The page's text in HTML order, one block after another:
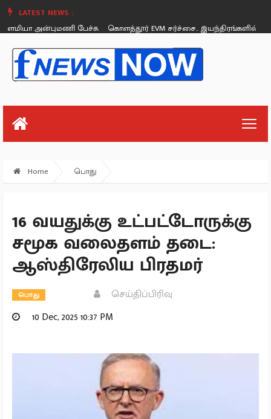
LATEST NEWS :
அன்புமணி பேச்சு.
கொளத்தூர் EVM சர்ச்சை.. இயந்திரங்களில்
Saturday, August 26
Home பொது
16 வயதுக்கு உட்பட்டோருக்கு
சமூக வலைதளம் தடை:
ஆஸ்திரேலிய பிரதமர்
பொது
செய்திப்பிரிவு
10 Dec, 2025 10:37 PM